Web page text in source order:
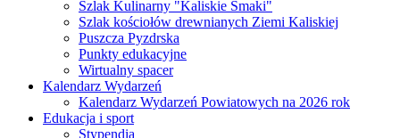
Szlak Kulinarny "Kaliskie Smaki"
Szlak kościołów drewnianych Ziemi Kaliskiej
Puszcza Pyzdrska
Punkty edukacyjne
Wirtualny spacer
Kalendarz Wydarzeń
Kalendarz Wydarzeń Powiatowych na 2026 rok
Edukacja i sport
Stypendia